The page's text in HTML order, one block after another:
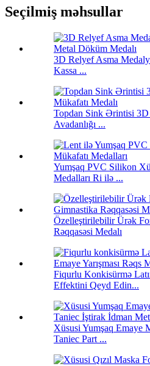
Seçilmiş məhsullar
3D Relyef Asma
Kassa ...
Topdan Sink Ərintisi 3D
Avadanlığı ...
Yumşaq PVC Silikon
Medalları Ri ilə ...
Özelleştirilebilir Ürək
Rəqqasəsi Medalı
Fiqurlu Konkisürmə
Effektini Qeyd Edin...
Xüsusi Yumşaq Emaye
Taniec Part ...